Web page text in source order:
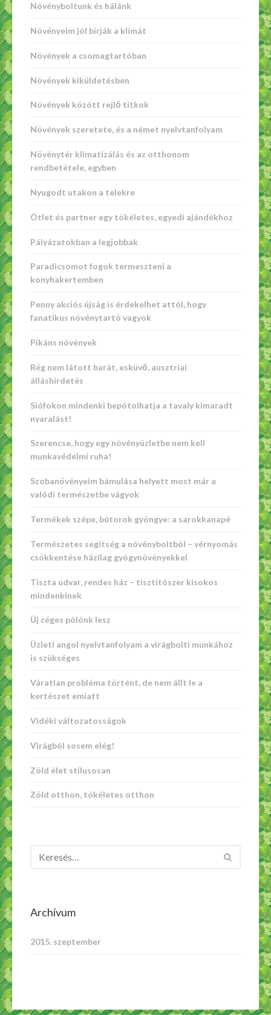
Növényboltunk és hálánk
Növényeim jól bírják a klímát
Növények a csomagtartóban
Növények kiküldetésben
Növények között rejlő titkok
Növények szeretete, és a német nyelvtanfolyam
Növénytér klimatizálás és az otthonom
rendbetétele, egyben
Nyugodt utakon a telekre
Ötlet és partner egy tökéletes, egyedi ajándékhoz
Pályázatokban a legjobbak
Paradicsomot fogok termeszteni a
konyhakertemben
Penny akciós újság is érdekelhet attól, hogy
fanatikus növénytartó vagyok
Pikáns növények
Rég nem látott barát, esküvő, ausztriai
álláshirdetés
Siófokon mindenki bepótolhatja a tavaly kimaradt
nyaralást!
Szerencse, hogy egy növényüzletbe nem kell
munkavédelmi ruha!
Szobanövényeim bámulása helyett most már a
valódi természetbe vágyok
Termékek szépe, bútorok gyöngye: a sarokkanapé
Természetes segítség a növényboltból – vérnyomás
csökkentése házilag gyógynövényekkel
Tiszta udvar, rendes ház – tisztítószer kisokos
mindenkinek
Új céges pólónk lesz
Üzleti angol nyelvtanfolyam a virágbolti munkához
is szükséges
Váratlan probléma történt, de nem állt le a
kertészet emiatt
Vidéki változatosságok
Virágból sosem elég!
Zöld élet stílusosan
Zöld otthon, tökéletes otthon
Archívum
2015. szeptember